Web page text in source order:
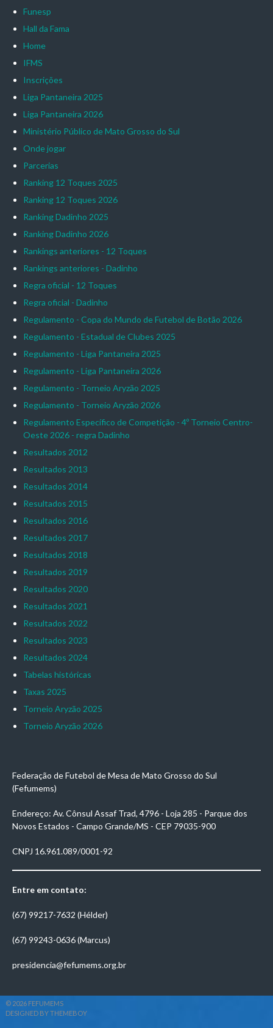
Funesp
Hall da Fama
Home
IFMS
Inscrições
Liga Pantaneira 2025
Liga Pantaneira 2026
Ministério Público de Mato Grosso do Sul
Onde jogar
Parcerias
Ranking 12 Toques 2025
Ranking 12 Toques 2026
Ranking Dadinho 2025
Ranking Dadinho 2026
Rankings anteriores - 12 Toques
Rankings anteriores - Dadinho
Regra oficial - 12 Toques
Regra oficial - Dadinho
Regulamento - Copa do Mundo de Futebol de Botão 2026
Regulamento - Estadual de Clubes 2025
Regulamento - Liga Pantaneira 2025
Regulamento - Liga Pantaneira 2026
Regulamento - Torneio Aryzão 2025
Regulamento - Torneio Aryzão 2026
Regulamento Específico de Competição - 4º Torneio Centro-
Oeste 2026 - regra Dadinho
Resultados 2012
Resultados 2013
Resultados 2014
Resultados 2015
Resultados 2016
Resultados 2017
Resultados 2018
Resultados 2019
Resultados 2020
Resultados 2021
Resultados 2022
Resultados 2023
Resultados 2024
Tabelas históricas
Taxas 2025
Torneio Aryzão 2025
Torneio Aryzão 2026
Federação de Futebol de Mesa de Mato Grosso do Sul
(Fefumems)
Endereço: Av. Cônsul Assaf Trad, 4796 - Loja 285 - Parque dos
Novos Estados - Campo Grande/MS - CEP 79035-900
CNPJ 16.961.089/0001-92
Entre em contato:
(67) 99217-7632 (Hélder)
(67) 99243-0636 (Marcus)
presidencia@fefumems.org.br
© 2026 FEFUMEMS
DESIGNED BY THEMEBOY